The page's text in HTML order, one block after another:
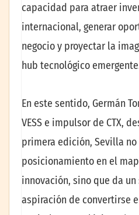
capacidad para atraer
internacional, generar
negocio y proyectar la
hub tecnológico
En este sentido, Germán
VESS e impulsor de CTX,
primera edición, Sevilla no
posicionamiento en el
innovación, sino que da
aspiración de convertirse